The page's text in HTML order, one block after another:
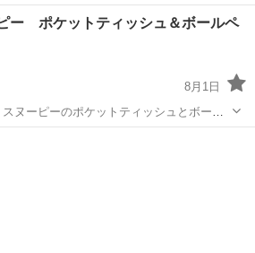
ノベルティグッズ
ー ポケットティッシュ＆ボールペ
8月1日
ヌーピーのポケットティッシュとボール
ッシュ 22個 ・ボールペン 2本